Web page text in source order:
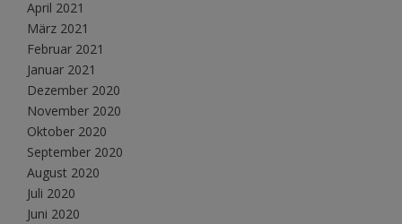
April 2021
März 2021
Februar 2021
Januar 2021
Dezember 2020
November 2020
Oktober 2020
September 2020
August 2020
Juli 2020
Juni 2020